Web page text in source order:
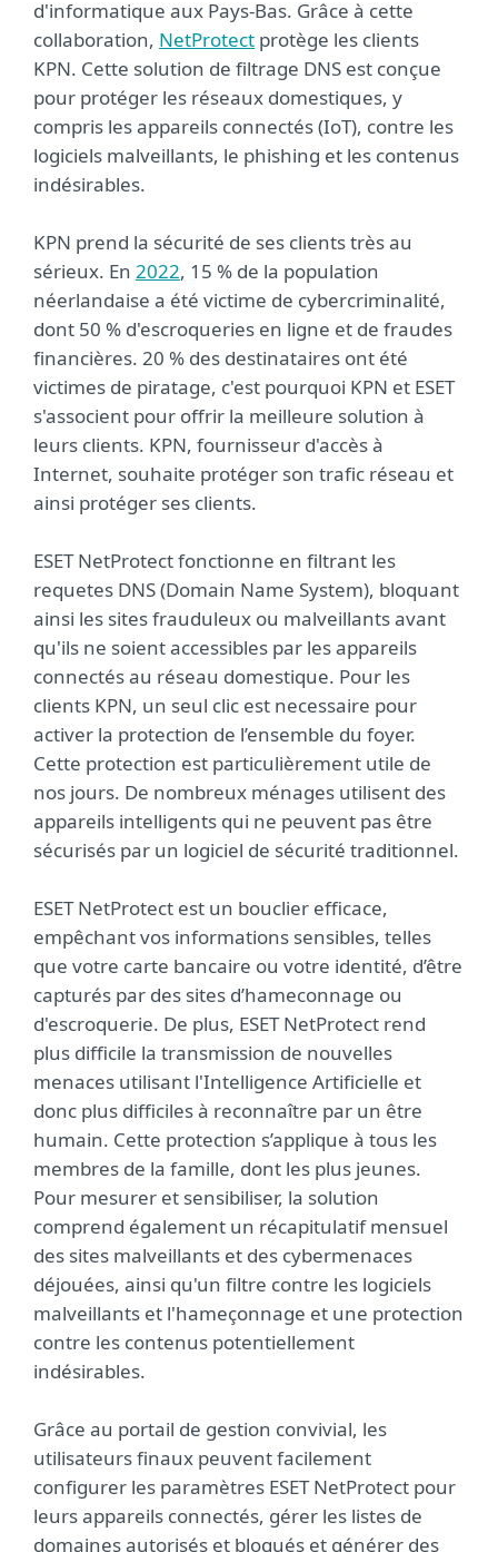
d'informatique aux Pays-Bas. Grâce à cette
collaboration, NetProtect protège les clients
KPN. Cette solution de filtrage DNS est conçue
pour protéger les réseaux domestiques, y
compris les appareils connectés (IoT), contre les
logiciels malveillants, le phishing et les contenus
indésirables.
KPN prend la sécurité de ses clients très au
sérieux. En 2022, 15 % de la population
néerlandaise a été victime de cybercriminalité,
dont 50 % d'escroqueries en ligne et de fraudes
financières. 20 % des destinataires ont été
victimes de piratage, c'est pourquoi KPN et ESET
s'associent pour offrir la meilleure solution à
leurs clients. KPN, fournisseur d'accès à
Internet, souhaite protéger son trafic réseau et
ainsi protéger ses clients.
ESET NetProtect fonctionne en filtrant les
requetes DNS (Domain Name System), bloquant
ainsi les sites frauduleux ou malveillants avant
qu'ils ne soient accessibles par les appareils
connectés au réseau domestique. Pour les
clients KPN, un seul clic est necessaire pour
activer la protection de l’ensemble du foyer.
Cette protection est particulièrement utile de
nos jours. De nombreux ménages utilisent des
appareils intelligents qui ne peuvent pas être
sécurisés par un logiciel de sécurité traditionnel.
ESET NetProtect est un bouclier efficace,
empêchant vos informations sensibles, telles
que votre carte bancaire ou votre identité, d’être
capturés par des sites d’hameconnage ou
d'escroquerie. De plus, ESET NetProtect rend
plus difficile la transmission de nouvelles
menaces utilisant l'Intelligence Artificielle et
donc plus difficiles à reconnaître par un être
humain. Cette protection s’applique à tous les
membres de la famille, dont les plus jeunes.
Pour mesurer et sensibiliser, la solution
comprend également un récapitulatif mensuel
des sites malveillants et des cybermenaces
déjouées, ainsi qu'un filtre contre les logiciels
malveillants et l'hameçonnage et une protection
contre les contenus potentiellement
indésirables.
Grâce au portail de gestion convivial, les
utilisateurs finaux peuvent facilement
configurer les paramètres ESET NetProtect pour
leurs appareils connectés, gérer les listes de
domaines autorisés et bloqués et générer des